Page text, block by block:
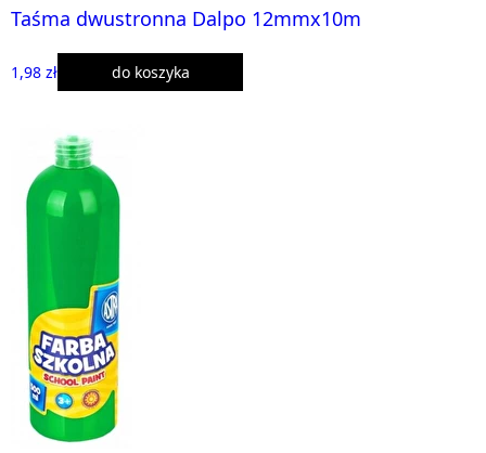
Taśma dwustronna Dalpo 12mmx10m
1,98 zł do koszyka